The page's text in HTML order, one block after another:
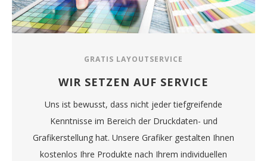
GRATIS LAYOUTSERVICE
WIR SETZEN AUF SERVICE
Uns ist bewusst, dass nicht jeder tiefgreifende
Kenntnisse im Bereich der Druckdaten- und
Grafikerstellung hat. Unsere Grafiker gestalten Ihnen
kostenlos Ihre Produkte nach Ihrem individuellen